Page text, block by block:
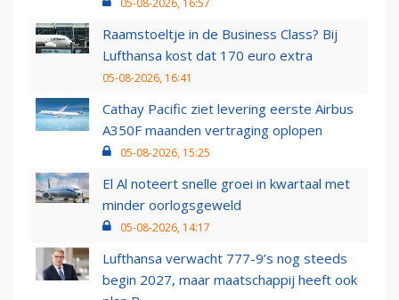
Raamstoeltje in de Business Class? Bij
Lufthansa kost dat 170 euro extra
05-08-2026, 16:41
Cathay Pacific ziet levering eerste Airbus
A350F maanden vertraging oplopen
05-08-2026, 15:25
El Al noteert snelle groei in kwartaal met
minder oorlogsgeweld
05-08-2026, 14:17
Lufthansa verwacht 777-9’s nog steeds
begin 2027, maar maatschappij heeft ook